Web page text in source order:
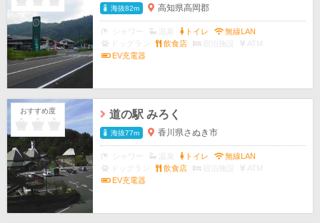
海抜82m 高知県高岡郡
トイレ
無線LAN
ドッグラン
飲食店 宿泊施設
ATM
EV充電器
おすすめ度 道の駅 みろく
海抜77m 香川県さぬき市
トイレ
無線LAN
ドッグラン
飲食店 宿泊施設
ATM
EV充電器